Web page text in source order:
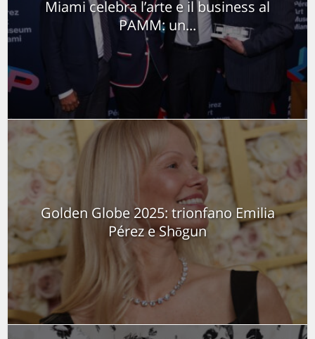
Miami celebra l’arte e il business al
PAMM: un...
Golden Globe 2025: trionfano Emilia
Pérez e Shōgun